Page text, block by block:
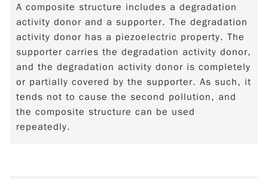
A composite structure includes a degradation
activity donor and a supporter. The degradation
activity donor has a piezoelectric property. The
supporter carries the degradation activity donor,
and the degradation activity donor is completely
or partially covered by the supporter. As such, it
tends not to cause the second pollution, and
the composite structure can be used
repeatedly.